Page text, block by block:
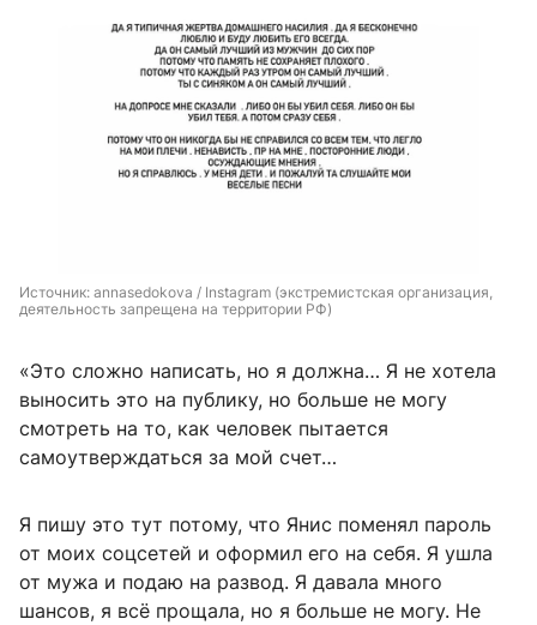
Источник: annasedokova / Instagram (экстремистская организация,
деятельность запрещена на территории РФ)
«Это сложно написать, но я должна… Я не хотела
выносить это на публику, но больше не могу
смотреть на то, как человек пытается
самоутверждаться за мой счет…
Я пишу это тут потому, что Янис поменял пароль
от моих соцсетей и оформил его на себя. Я ушла
от мужа и подаю на развод. Я давала много
шансов, я всё прощала, но я больше не могу. Не